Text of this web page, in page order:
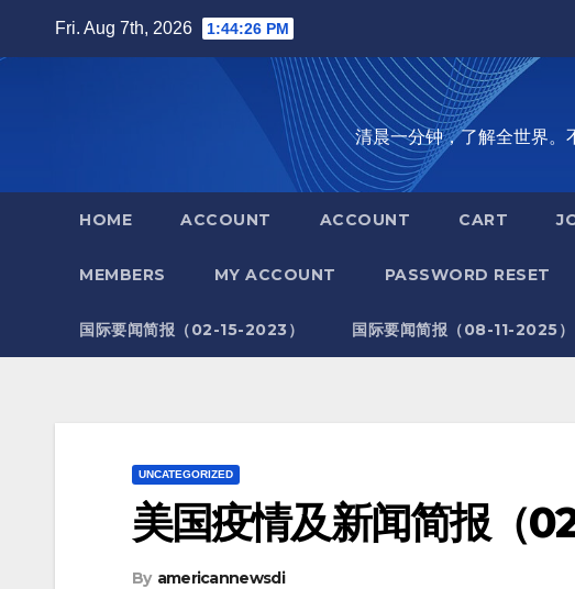
Fri. Aug 7th, 2026 1:44:27 PM
清晨一分钟，了解全世界。
HOME ACCOUNT ACCOUNT CART
MEMBERS MY ACCOUNT PASSWORD RESET
国际要闻简报（02-15-2023） 国际要闻简报（08-11-2025）
UNCATEGORIZED
美国疫情及新闻简报（
By americannewsdi